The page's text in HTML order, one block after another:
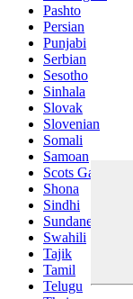
Pashto
Persian
Punjabi
Serbian
Sesotho
Sinhala
Slovak
Slovenian
Somali
Samoan
Scots Gaelic
Shona
Sindhi
Sundanese
Swahili
Tajik
Tamil
Telugu